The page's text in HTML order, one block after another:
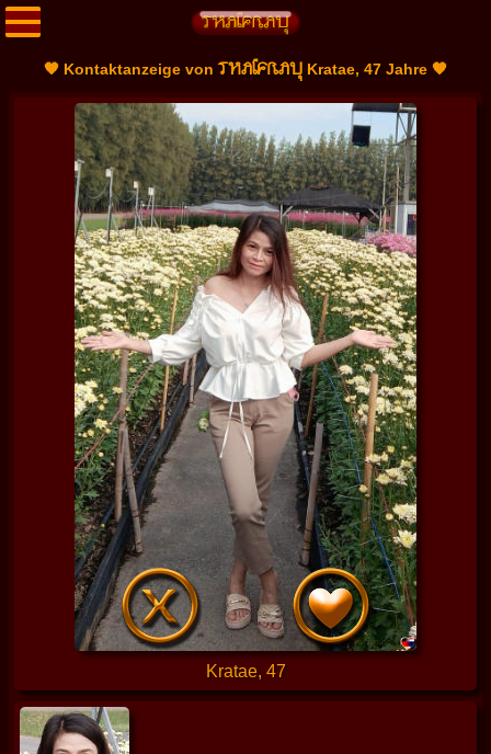
🧡 Kontaktanzeige vonTHAIFRAU Kratae, 47 Jahre 🧡
Kratae, 47